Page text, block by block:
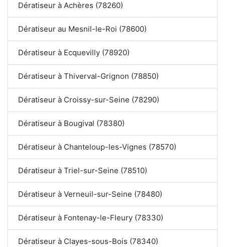
Dératiseur à Achères (78260)
Dératiseur au Mesnil-le-Roi (78600)
Dératiseur à Ecquevilly (78920)
Dératiseur à Thiverval-Grignon (78850)
Dératiseur à Croissy-sur-Seine (78290)
Dératiseur à Bougival (78380)
Dératiseur à Chanteloup-les-Vignes (78570)
Dératiseur à Triel-sur-Seine (78510)
Dératiseur à Verneuil-sur-Seine (78480)
Dératiseur à Fontenay-le-Fleury (78330)
Dératiseur à Clayes-sous-Bois (78340)